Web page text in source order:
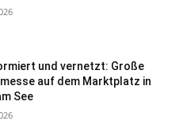
und vernetzt: Große
auf dem Marktplatz in
See